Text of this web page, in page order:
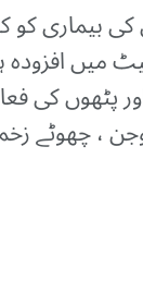
بیماری کو
میں
پٹھوں کی
، چھوٹے